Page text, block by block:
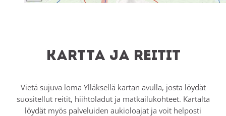
Kartta ja reitit
Vietä sujuva loma Ylläksellä kartan avulla, josta löydät
suositellut reitit, hiihtoladut ja matkailukohteet. Kartalta
löydät myös palveluiden aukioloajat ja voit helposti